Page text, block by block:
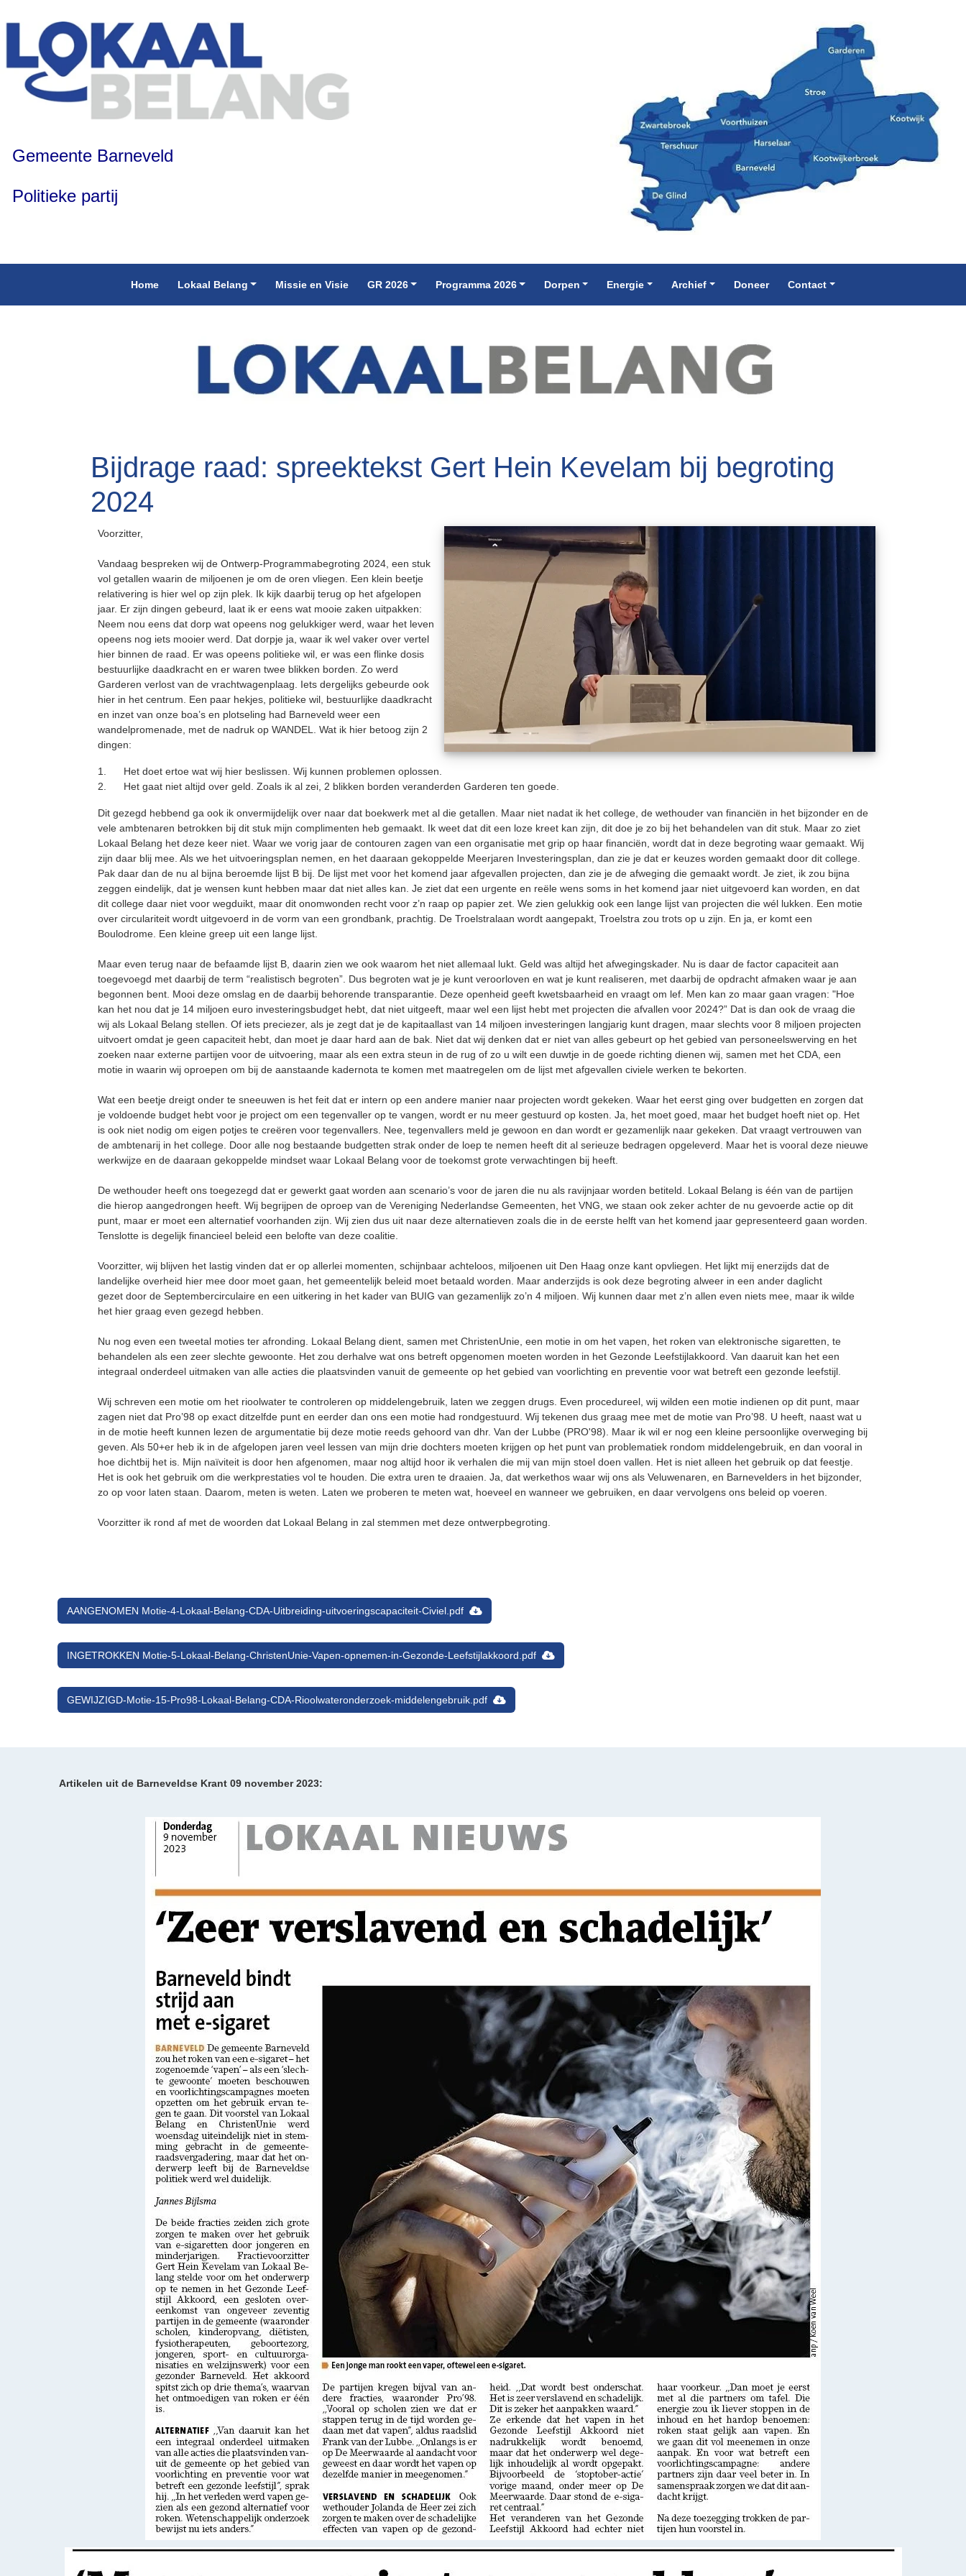
Gemeente Barneveld
Politieke partij
Home Lokaal Belang Missie en Visie GR 2026 Programma 2026 Dorpen Energie Archief Doneer Contact
Bijdrage raad: spreektekst Gert Hein Kevelam bij begroting
2024
Voorzitter,
Vandaag bespreken wij de Ontwerp-Programmabegroting 2024, een stuk
vol getallen waarin de miljoenen je om de oren vliegen. Een klein beetje
relativering is hier wel op zijn plek. Ik kijk daarbij terug op het afgelopen
jaar. Er zijn dingen gebeurd, laat ik er eens wat mooie zaken uitpakken:
Neem nou eens dat dorp wat opeens nog gelukkiger werd, waar het leven
opeens nog iets mooier werd. Dat dorpje ja, waar ik wel vaker over vertel
hier binnen de raad. Er was opeens politieke wil, er was een flinke dosis
bestuurlijke daadkracht en er waren twee blikken borden. Zo werd
Garderen verlost van de vrachtwagenplaag. Iets dergelijks gebeurde ook
hier in het centrum. Een paar hekjes, politieke wil, bestuurlijke daadkracht
en inzet van onze boa’s en plotseling had Barneveld weer een
wandelpromenade, met de nadruk op WANDEL. Wat ik hier betoog zijn 2
dingen:
1. Het doet ertoe wat wij hier beslissen. Wij kunnen problemen oplossen.
2. Het gaat niet altijd over geld. Zoals ik al zei, 2 blikken borden veranderden Garderen ten goede.
Dit gezegd hebbend ga ook ik onvermijdelijk over naar dat boekwerk met al die getallen. Maar niet nadat ik het college, de wethouder van financiën in het bijzonder en de
vele ambtenaren betrokken bij dit stuk mijn complimenten heb gemaakt. Ik weet dat dit een loze kreet kan zijn, dit doe je zo bij het behandelen van dit stuk. Maar zo ziet
Lokaal Belang het deze keer niet. Waar we vorig jaar de contouren zagen van een organisatie met grip op haar financiën, wordt dat in deze begroting waar gemaakt. Wij
zijn daar blij mee. Als we het uitvoeringsplan nemen, en het daaraan gekoppelde Meerjaren Investeringsplan, dan zie je dat er keuzes worden gemaakt door dit college.
Pak daar dan de nu al bijna beroemde lijst B bij. De lijst met voor het komend jaar afgevallen projecten, dan zie je de afweging die gemaakt wordt. Je ziet, ik zou bijna
zeggen eindelijk, dat je wensen kunt hebben maar dat niet alles kan. Je ziet dat een urgente en reële wens soms in het komend jaar niet uitgevoerd kan worden, en dat
dit college daar niet voor wegduikt, maar dit onomwonden recht voor z’n raap op papier zet. We zien gelukkig ook een lange lijst van projecten die wél lukken. Een motie
over circulariteit wordt uitgevoerd in de vorm van een grondbank, prachtig. De Troelstralaan wordt aangepakt, Troelstra zou trots op u zijn. En ja, er komt een
Boulodrome. Een kleine greep uit een lange lijst.
Maar even terug naar de befaamde lijst B, daarin zien we ook waarom het niet allemaal lukt. Geld was altijd het afwegingskader. Nu is daar de factor capaciteit aan
toegevoegd met daarbij de term “realistisch begroten”. Dus begroten wat je je kunt veroorloven en wat je kunt realiseren, met daarbij de opdracht afmaken waar je aan
begonnen bent. Mooi deze omslag en de daarbij behorende transparantie. Deze openheid geeft kwetsbaarheid en vraagt om lef. Men kan zo maar gaan vragen: "Hoe
kan het nou dat je 14 miljoen euro investeringsbudget hebt, dat niet uitgeeft, maar wel een lijst hebt met projecten die afvallen voor 2024?” Dat is dan ook de vraag die
wij als Lokaal Belang stellen. Of iets preciezer, als je zegt dat je de kapitaallast van 14 miljoen investeringen langjarig kunt dragen, maar slechts voor 8 miljoen projecten
uitvoert omdat je geen capaciteit hebt, dan moet je daar hard aan de bak. Niet dat wij denken dat er niet van alles gebeurt op het gebied van personeelswerving en het
zoeken naar externe partijen voor de uitvoering, maar als een extra steun in de rug of zo u wilt een duwtje in de goede richting dienen wij, samen met het CDA, een
motie in waarin wij oproepen om bij de aanstaande kadernota te komen met maatregelen om de lijst met afgevallen civiele werken te bekorten.
Wat een beetje dreigt onder te sneeuwen is het feit dat er intern op een andere manier naar projecten wordt gekeken. Waar het eerst ging over budgetten en zorgen dat
je voldoende budget hebt voor je project om een tegenvaller op te vangen, wordt er nu meer gestuurd op kosten. Ja, het moet goed, maar het budget hoeft niet op. Het
is ook niet nodig om eigen potjes te creëren voor tegenvallers. Nee, tegenvallers meld je gewoon en dan wordt er gezamenlijk naar gekeken. Dat vraagt vertrouwen van
de ambtenarij in het college. Door alle nog bestaande budgetten strak onder de loep te nemen heeft dit al serieuze bedragen opgeleverd. Maar het is vooral deze nieuwe
werkwijze en de daaraan gekoppelde mindset waar Lokaal Belang voor de toekomst grote verwachtingen bij heeft.
De wethouder heeft ons toegezegd dat er gewerkt gaat worden aan scenario’s voor de jaren die nu als ravijnjaar worden betiteld. Lokaal Belang is één van de partijen
die hierop aangedrongen heeft. Wij begrijpen de oproep van de Vereniging Nederlandse Gemeenten, het VNG, we staan ook zeker achter de nu gevoerde actie op dit
punt, maar er moet een alternatief voorhanden zijn. Wij zien dus uit naar deze alternatieven zoals die in de eerste helft van het komend jaar gepresenteerd gaan worden.
Tenslotte is degelijk financieel beleid een belofte van deze coalitie.
Voorzitter, wij blijven het lastig vinden dat er op allerlei momenten, schijnbaar achteloos, miljoenen uit Den Haag onze kant opvliegen. Het lijkt mij enerzijds dat de
landelijke overheid hier mee door moet gaan, het gemeentelijk beleid moet betaald worden. Maar anderzijds is ook deze begroting alweer in een ander daglicht
gezet door de Septembercirculaire en een uitkering in het kader van BUIG van gezamenlijk zo’n 4 miljoen. Wij kunnen daar met z’n allen even niets mee, maar ik wilde
het hier graag even gezegd hebben.
Nu nog even een tweetal moties ter afronding. Lokaal Belang dient, samen met ChristenUnie, een motie in om het vapen, het roken van elektronische sigaretten, te
behandelen als een zeer slechte gewoonte. Het zou derhalve wat ons betreft opgenomen moeten worden in het Gezonde Leefstijlakkoord. Van daaruit kan het een
integraal onderdeel uitmaken van alle acties die plaatsvinden vanuit de gemeente op het gebied van voorlichting en preventie voor wat betreft een gezonde leefstijl.
Wij schreven een motie om het rioolwater te controleren op middelengebruik, laten we zeggen drugs. Even procedureel, wij wilden een motie indienen op dit punt, maar
zagen niet dat Pro’98 op exact ditzelfde punt en eerder dan ons een motie had rondgestuurd. Wij tekenen dus graag mee met de motie van Pro’98. U heeft, naast wat u
in de motie heeft kunnen lezen de argumentatie bij deze motie reeds gehoord van dhr. Van der Lubbe (PRO'98). Maar ik wil er nog een kleine persoonlijke overweging bij
geven. Als 50+er heb ik in de afgelopen jaren veel lessen van mijn drie dochters moeten krijgen op het punt van problematiek rondom middelengebruik, en dan vooral in
hoe dichtbij het is. Mijn naïviteit is door hen afgenomen, maar nog altijd hoor ik verhalen die mij van mijn stoel doen vallen. Het is niet alleen het gebruik op dat feestje.
Het is ook het gebruik om die werkprestaties vol te houden. Die extra uren te draaien. Ja, dat werkethos waar wij ons als Veluwenaren, en Barnevelders in het bijzonder,
zo op voor laten staan. Daarom, meten is weten. Laten we proberen te meten wat, hoeveel en wanneer we gebruiken, en daar vervolgens ons beleid op voeren.
Voorzitter ik rond af met de woorden dat Lokaal Belang in zal stemmen met deze ontwerpbegroting.
AANGENOMEN Motie-4-Lokaal-Belang-CDA-Uitbreiding-uitvoeringscapaciteit-Civiel.pdf
INGETROKKEN Motie-5-Lokaal-Belang-ChristenUnie-Vapen-opnemen-in-Gezonde-Leefstijlakkoord.pdf
GEWIJZIGD-Motie-15-Pro98-Lokaal-Belang-CDA-Rioolwateronderzoek-middelengebruik.pdf
Artikelen uit de Barneveldse Krant 09 november 2023: